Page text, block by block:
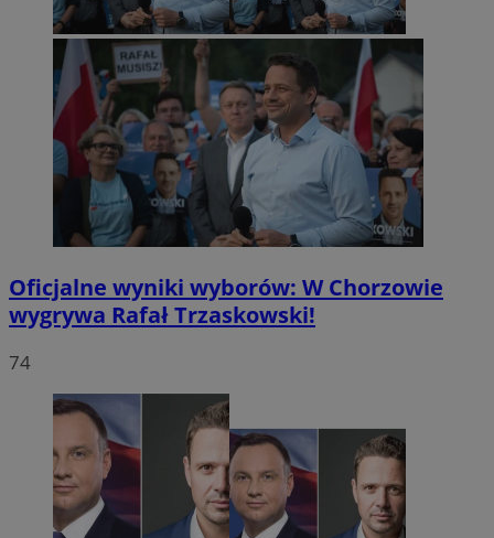
Oficjalne wyniki wyborów: W Chorzowie
wygrywa Rafał Trzaskowski!
74